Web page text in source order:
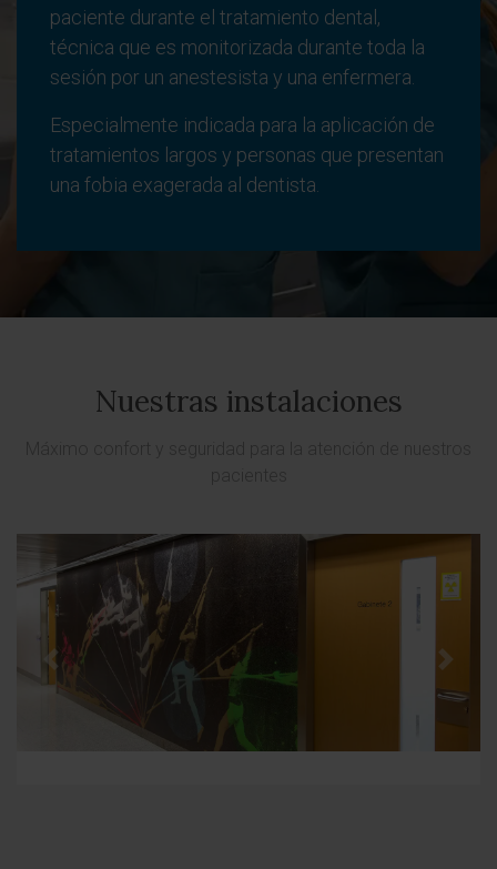
paciente durante el tratamiento dental,
técnica que es monitorizada durante toda la
sesión por un anestesista y una enfermera.
Especialmente indicada para la aplicación de
tratamientos largos y personas que presentan
una fobia exagerada al dentista.
Nuestras instalaciones
Previous Next